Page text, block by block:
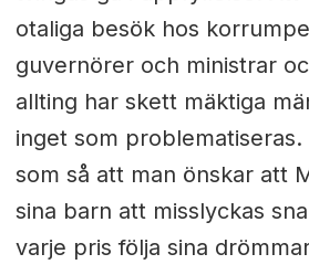
otaliga besök hos
guvernörer och ministrar
allting har skett mäktiga
inget som problematiseras.
som så att man önskar att
sina barn att misslyckas
varje pris följa sina